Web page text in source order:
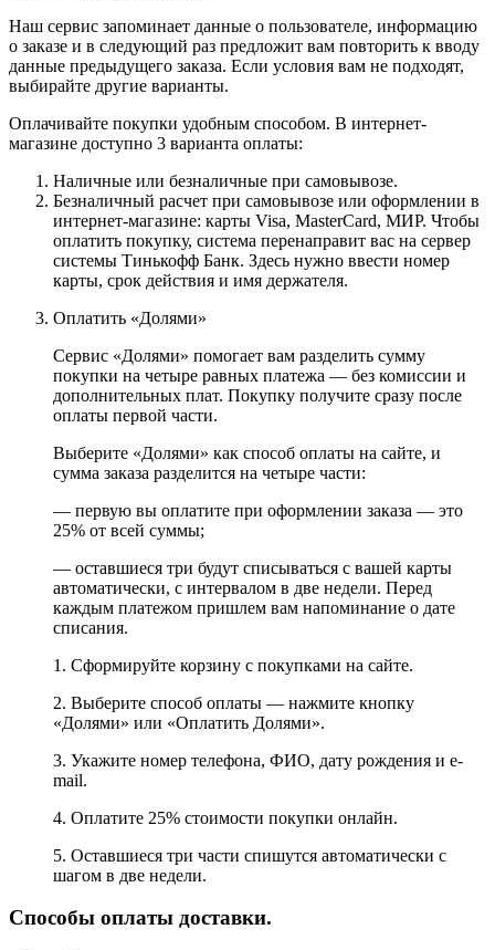
Наш сервис запоминает данные о пользователе, информацию
о заказе и в следующий раз предложит вам повторить к вводу
данные предыдущего заказа. Если условия вам не подходят,
выбирайте другие варианты.
Оплачивайте покупки удобным способом. В интернет-
магазине доступно 3 варианта оплаты:
Наличные или безналичные при самовывозе.
Безналичный расчет при самовывозе или оформлении в
интернет-магазине: карты Visa, MasterCard, МИР. Чтобы
оплатить покупку, система перенаправит вас на сервер
системы Тинькофф Банк. Здесь нужно ввести номер
карты, срок действия и имя держателя.
Оплатить «Долями»
Сервис «Долями» помогает вам разделить сумму
покупки на четыре равных платежа — без комиссии и
дополнительных плат. Покупку получите сразу после
оплаты первой части.
Выберите «Долями» как способ оплаты на сайте, и
сумма заказа разделится на четыре части:
— первую вы оплатите при оформлении заказа — это
25% от всей суммы;
— оставшиеся три будут списываться с вашей карты
автоматически, с интервалом в две недели. Перед
каждым платежом пришлем вам напоминание о дате
списания.
1. Сформируйте корзину с покупками на сайте.
2. Выберите способ оплаты — нажмите кнопку
«Долями» или «Оплатить Долями».
3. Укажите номер телефона, ФИО, дату рождения и e-
mail.
4. Оплатите 25% стоимости покупки онлайн.
5. Оставшиеся три части спишутся автоматически с
шагом в две недели.
Способы оплаты доставки.